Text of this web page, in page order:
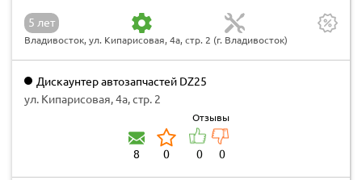
5 лет
Владивосток, ул. Кипарисовая, 4а, стр. 2 (г. Владивосток)
Дискаунтер автозапчастей DZ25
ул. Кипарисовая, 4а, стр. 2
8 0
Отзывы
0 0